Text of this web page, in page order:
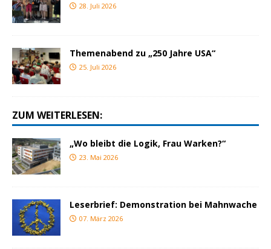
28. Juli 2026
Themenabend zu „250 Jahre USA“
25. Juli 2026
ZUM WEITERLESEN:
„Wo bleibt die Logik, Frau Warken?“
23. Mai 2026
Leserbrief: Demonstration bei Mahnwache
07. März 2026